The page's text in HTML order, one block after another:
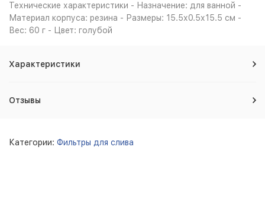
Технические характеристики - Назначение: для ванной -
Материал корпуса: резина - Размеры: 15.5х0.5х15.5 см -
Вес: 60 г - Цвет: голубой
Характеристики
Отзывы
Категории: Фильтры для слива